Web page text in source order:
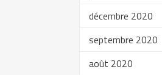
décembre 2020
septembre 2020
août 2020